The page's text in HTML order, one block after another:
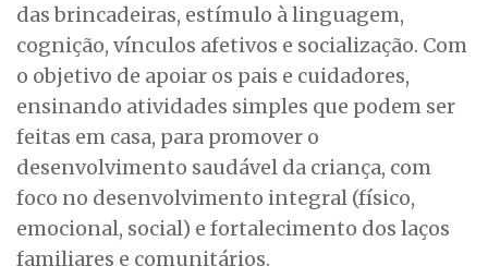
das brincadeiras, estímulo à linguagem,
cognição, vínculos afetivos e socialização. Com
o objetivo de apoiar os pais e cuidadores,
ensinando atividades simples que podem ser
feitas em casa, para promover o
desenvolvimento saudável da criança, com
foco no desenvolvimento integral (físico,
emocional, social) e fortalecimento dos laços
familiares e comunitários.